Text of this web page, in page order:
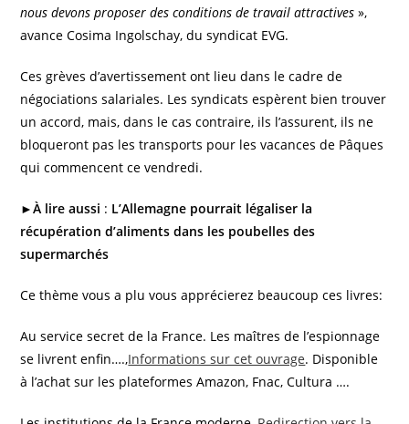
nous devons proposer des conditions de travail attractives »,
avance Cosima Ingolschay, du syndicat EVG.
Ces grèves d’avertissement ont lieu dans le cadre de
négociations salariales. Les syndicats espèrent bien trouver
un accord, mais, dans le cas contraire, ils l’assurent, ils ne
bloqueront pas les transports pour les vacances de Pâques
qui commencent ce vendredi.
►À lire aussi : L’Allemagne pourrait légaliser la
récupération d’aliments dans les poubelles des
supermarchés
Ce thème vous a plu vous apprécierez beaucoup ces livres:
Au service secret de la France. Les maîtres de l’espionnage
se livrent enfin….,Informations sur cet ouvrage. Disponible
à l’achat sur les plateformes Amazon, Fnac, Cultura ….